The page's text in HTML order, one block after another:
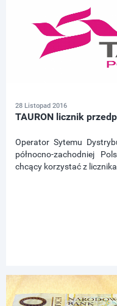
28 Listopad 2016
TAURON licznik
Operator Sytemu
północno-zachodniej
chcący korzystać z